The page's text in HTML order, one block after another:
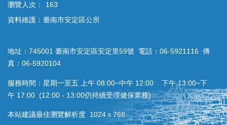
瀏覽人次：
163
資料維護：臺南市安定區公所
地址：745001 臺南市安定區安定里59號 電話：06-5921116 傳
真：06-5920104
服務時間：星期一至五 上午 08:00~中午 12:00 下午 13:00~下
午 17:00 (12:00 - 13:00仍持續受理健保業務)
本站建議最佳瀏覽解析度 1024ｘ768